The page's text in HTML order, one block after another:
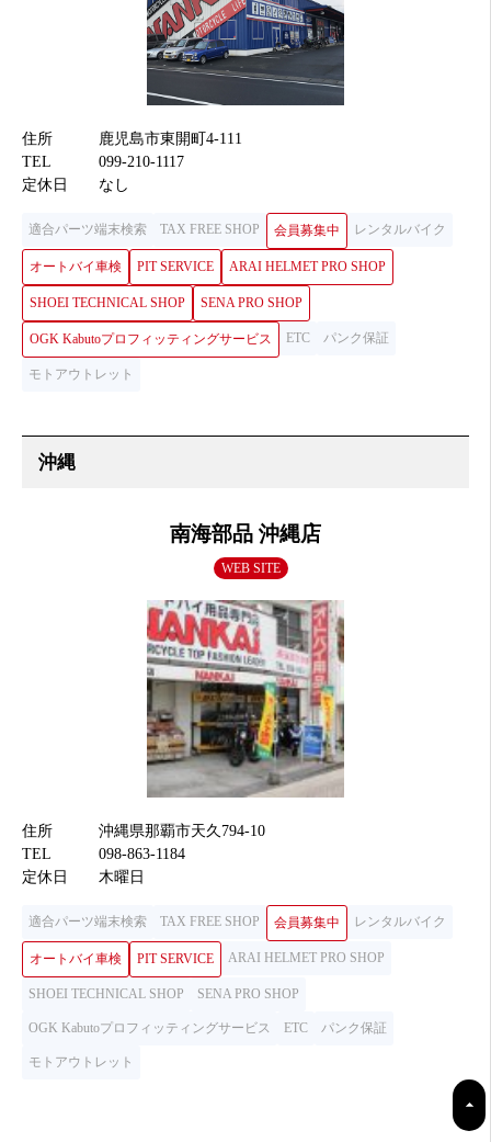
住所
鹿児島市東開町4-111
TEL
099-210-1117
定休日
なし
適合パーツ端末検索 TAX FREE SHOP 会員募集中 レンタルバイク
オートバイ車検 PIT SERVICE ARAI HELMET PRO SHOP
SHOEI TECHNICAL SHOP SENA PRO SHOP
OGK Kabutoプロフィッティングサービス ETC パンク保証
モトアウトレット
南海部品 沖縄店
WEB SITE
住所
沖縄県那覇市天久794-10
TEL
098-863-1184
定休日
木曜日
適合パーツ端末検索 TAX FREE SHOP 会員募集中 レンタルバイク
オートバイ車検 PIT SERVICE ARAI HELMET PRO SHOP
SHOEI TECHNICAL SHOP SENA PRO SHOP
OGK Kabutoプロフィッティングサービス ETC パンク保証
モトアウトレット